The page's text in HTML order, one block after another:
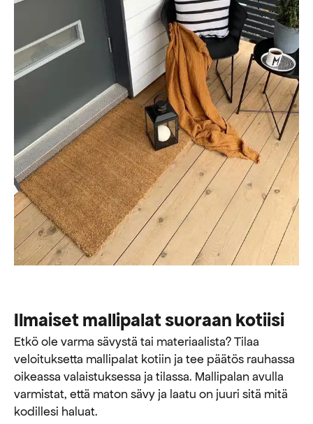
Ilmaiset mallipalat suoraan kotiisi
Etkö ole varma sävystä tai materiaalista? Tilaa
veloituksetta mallipalat kotiin ja tee päätös rauhassa
oikeassa valaistuksessa ja tilassa. Mallipalan avulla
varmistat, että maton sävy ja laatu on juuri sitä mitä
kodillesi haluat.